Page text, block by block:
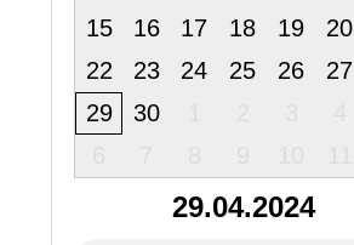
15
16 17 18 19 20
22
23 24 25 26 27
29
30
29.04.2024